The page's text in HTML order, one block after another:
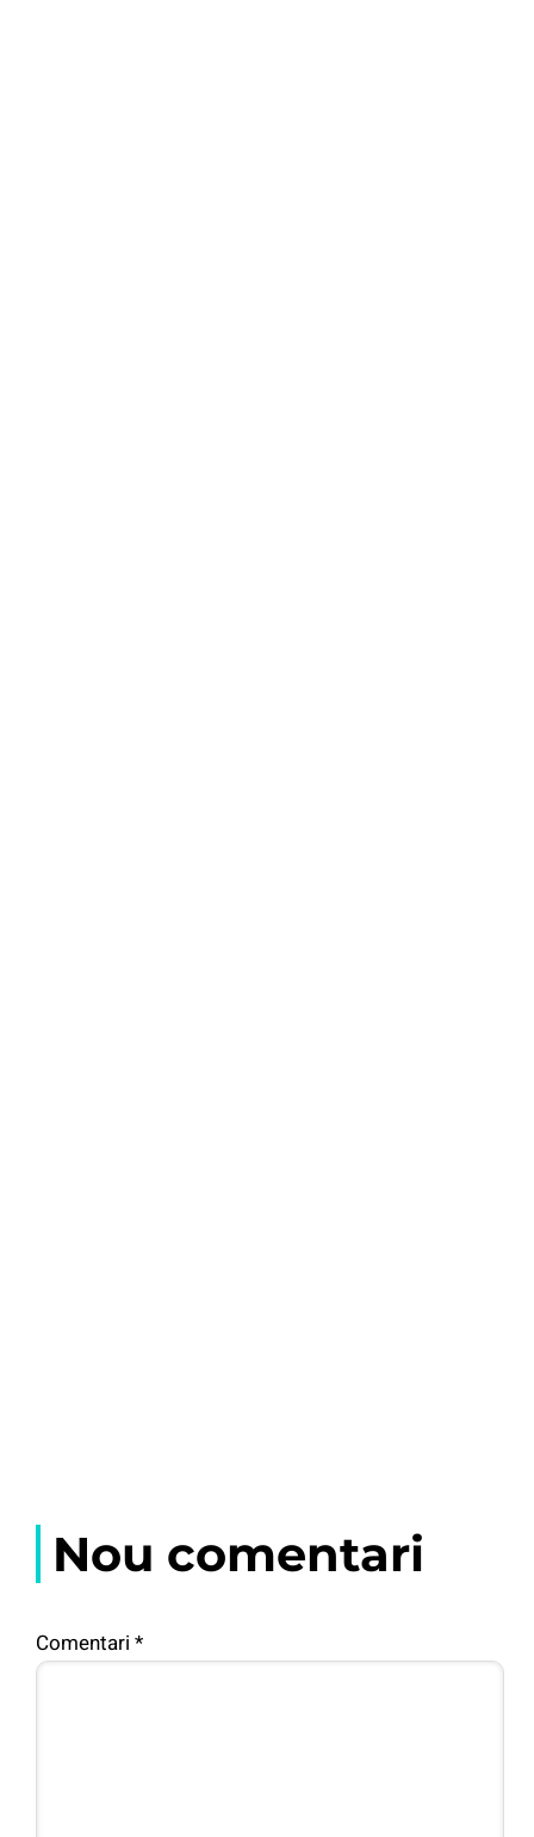
Nou comentari
Comentari *